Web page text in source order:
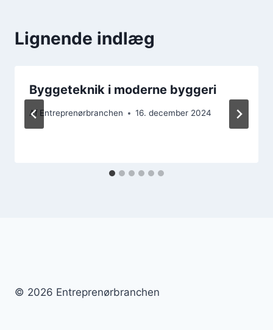
Lignende indlæg
Byggeteknik i moderne byggeri
Af Entreprenørbranchen 16. december 2024
© 2026 Entreprenørbranchen